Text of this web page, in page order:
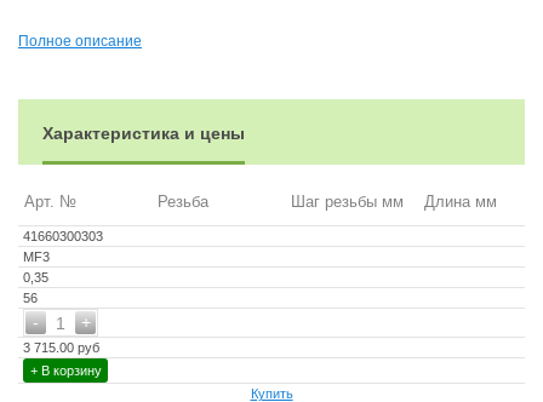
Полное описание
Характеристика и цены
Арт. № Резьба Шаг резьбы мм Длина мм
41660300303
MF3
0,35
56
+
- 1
3 715.00 руб
+ В корзину
Купить